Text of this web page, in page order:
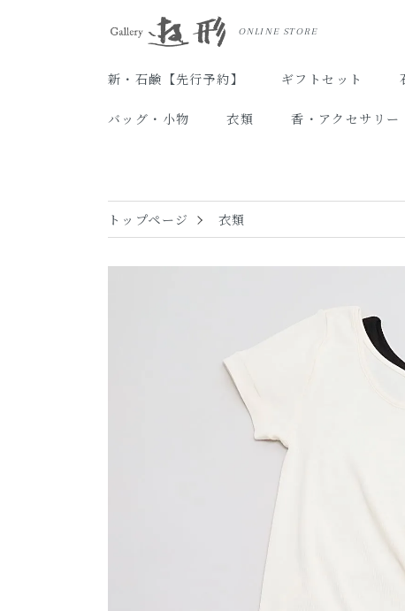
ONLINE STORE
新・石鹸【先行予約】 ギフトセット
バッグ・小物 衣類 香・アクセサリー
トップページ 衣類